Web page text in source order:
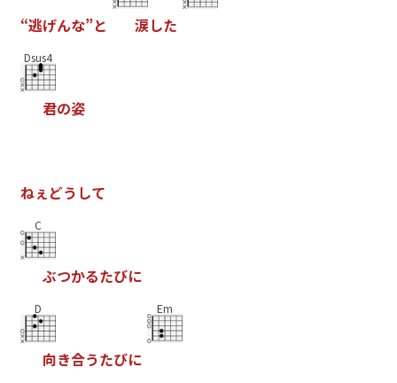
“逃げんな”と 涙した
Dsus4
君の姿
ねぇ どう して
C
ぶつかるたびに
D
向き合うたびに
Em